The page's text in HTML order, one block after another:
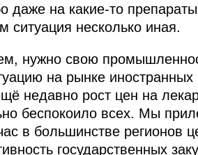
даже на какие‑то
ситуация несколько иная.
нужно свою
на рынке
недавно рост цен на
беспокоило всех. Мы
в большинстве регионов
государственных